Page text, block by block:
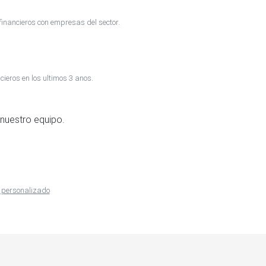
con empresas del sector.
en los ultimos 3 anos.
equipo.